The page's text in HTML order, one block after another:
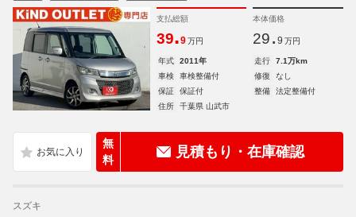
支払総額
39.9 万円
本体価格
29. 9 万円
年式 2011年 走行
7.1万km
車検
車検整備付 修復
なし
保証
保証付 整備
法定整備付
住所
千葉県 山武市
無
料
見積もり・在庫確認
スズキ